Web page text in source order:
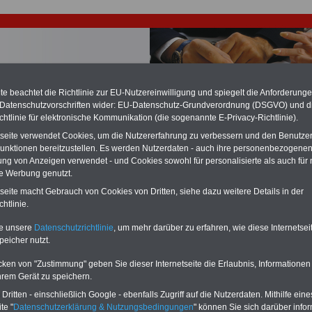
hat die Berliner Landesbesoldung für verfassungs-
(Berlin muss bisMärz 2027 eine Neuregelung der Besoldung
Auch beim Bund (Beamte & Ruhestandsbeamte) gibt es teilweise
(Medienberichten zufolge liegt diese für
heraus, die unmittelbar nach dem Beschluss des Gesetzentwurfs der
vorgelegt wird (im II. Quartal.2026 >>>
für Tarifbeschäftigte im öffentlichen Dienst:
lehnt Mindestlöhne in Callcentern ab - DBB
Zur Verbesserzung der Bezahlung jetzt Tarifverträge
07.07.2011
beachtet die Richtlinie zur EU-Nutzereinwilligung und spiegelt die
wider: EU-Datenschutz-Grundverordnung (DSGVO) und
für elektronische Kommunikation (die sogenannte E-Privacy-Richtlinie).
verwendet Cookies, um die Nutzererfahrung zu verbessern und den
bereitzustellen. Es werden Nutzerdaten - auch ihre
von Anzeigen verwendet - und Cookies sowohl für personalisierte als auch für
Werbung genutzt.
macht Gebrauch von Cookies von Dritten, siehe dazu weitere Details in der
unsere Datenschutzrichtlinie , um mehr darüber zu erfahren, wie diese
nutzt.
von "Zustimmung" geben Sie dieser Internetseite die Erlaubnis,
Gerät zu speichern.
- einschließlich Google - ebenfalls Zugriff auf die Nutzerdaten. Mithilfe
"Datenschutzerklärung & Nutzungsbedingungen" können Sie sich darüber